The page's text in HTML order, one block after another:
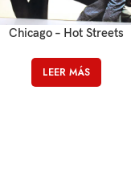
Chicago – Hot Streets
LEER MÁS